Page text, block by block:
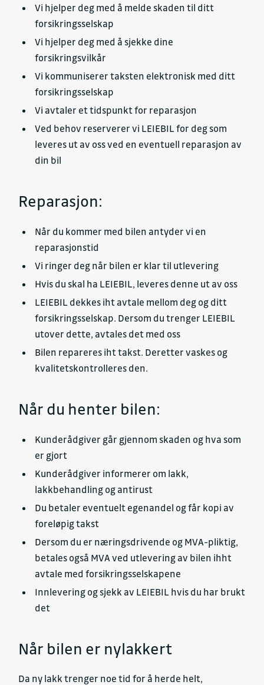
Vi hjelper deg med å melde skaden til ditt
forsikringsselskap
Vi hjelper deg med å sjekke dine
forsikringsvilkår
Vi kommuniserer taksten elektronisk med ditt
forsikringsselskap
Vi avtaler et tidspunkt for reparasjon
Ved behov reserverer vi LEIEBIL for deg som
leveres ut av oss ved en eventuell reparasjon av
din bil
Reparasjon:
Når du kommer med bilen antyder vi en
reparasjonstid
Vi ringer deg når bilen er klar til utlevering
Hvis du skal ha LEIEBIL, leveres denne ut av oss
LEIEBIL dekkes iht avtale mellom deg og ditt
forsikringsselskap. Dersom du trenger LEIEBIL
utover dette, avtales det med oss
Bilen repareres iht takst. Deretter vaskes og
kvalitetskontrolleres den.
Når du henter bilen:
Kunderådgiver går gjennom skaden og hva som
er gjort
Kunderådgiver informerer om lakk,
lakkbehandling og antirust
Du betaler eventuelt egenandel og får kopi av
foreløpig takst
Dersom du er næringsdrivende og MVA-pliktig,
betales også MVA ved utlevering av bilen ihht
avtale med forsikringsselskapene
Innlevering og sjekk av LEIEBIL hvis du har brukt
det
Når bilen er nylakkert
Da ny lakk trenger noe tid for å herde helt,